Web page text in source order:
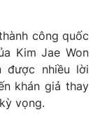
công quốc
Kim Jae Won
được nhiều lời
khán giả thay
vọng.